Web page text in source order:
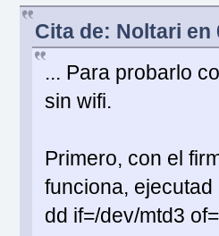
Cita de: Noltari en
... Para probarlo
sin wifi.
Primero, con el
funciona, ejecutad
dd if=/dev/mtd3